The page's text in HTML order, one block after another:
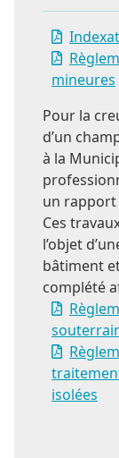
mineures
Pour la
d’un
à la
un rapport
Ces
l’objet
bâtiment
complété
isolées